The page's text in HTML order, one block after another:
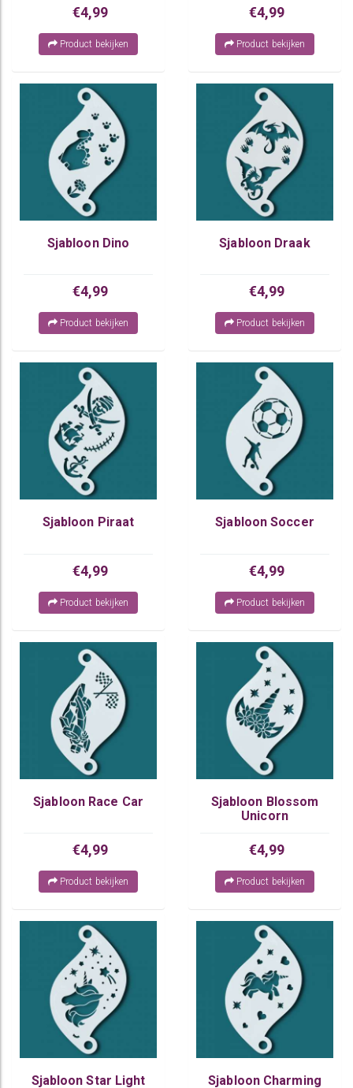
€4,99
Product bekijken
€4,99
Product bekijken
Sjabloon Dino
€4,99
Product bekijken
Sjabloon Draak
€4,99
Product bekijken
Sjabloon Piraat
€4,99
Product bekijken
Sjabloon Soccer
€4,99
Product bekijken
Sjabloon Race Car
€4,99
Product bekijken
Sjabloon Blossom
Unicorn
€4,99
Product bekijken
Sjabloon Star Light
Sjabloon Charming